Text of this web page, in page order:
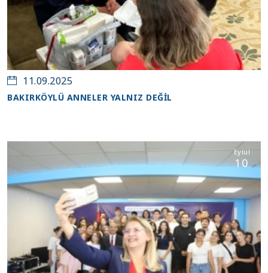
11.09.2025
BAKIRKÖYLÜ ANNELER YALNIZ DEĞİL
Eylül
10